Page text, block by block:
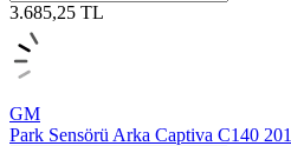
3.685,25 TL
GM
Park Sensörü Arka Captiva C140